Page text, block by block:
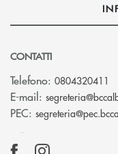
CONTATTI
Telefono: 0804320411
E-mail:
PEC: